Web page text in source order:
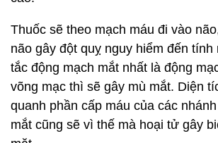
Thuốc sẽ theo mạch máu đi vào
não gây đột quỵ nguy hiểm đến tính
tắc động mạch mắt nhất là động
võng mạc thì sẽ gây mù mắt. Diện
quanh phần cấp máu của các
mắt cũng sẽ vì thế mà hoại tử gây